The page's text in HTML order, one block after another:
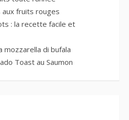
aux fruits rouges
: la recette facile et
di bufala
Toast au Saumon